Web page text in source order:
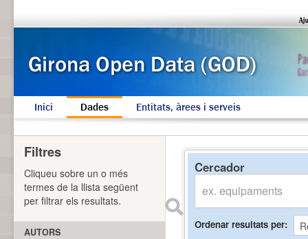
Inici Dades Entitats, àrees i serveis
Cercador
Ordenar resultats per
Filtres
Cliqueu sobre un o més
termes de la llista següent
per filtrar els resultats.
AUTORS